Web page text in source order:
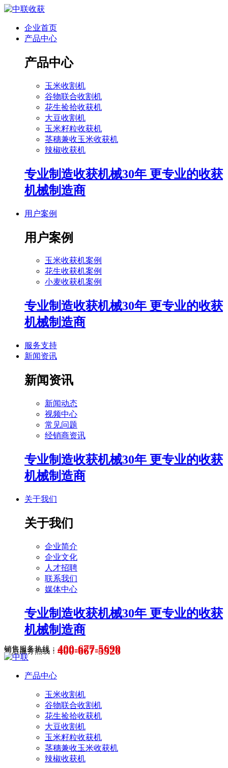
企业首页
产品中心
产品中心
玉米收割机
谷物联合收割机
花生捡拾收获机
大豆收割机
玉米籽粒收获机
茎穗兼收玉米收获机
辣椒收获机
专业制造收获机械30年 更专业的收获
机械制造商
用户案例
用户案例
玉米收获机案例
花生收获机案例
小麦收获机案例
专业制造收获机械30年 更专业的收获
机械制造商
服务支持
新闻资讯
新闻资讯
新闻动态
视频中心
常见问题
经销商资讯
专业制造收获机械30年 更专业的收获
机械制造商
关于我们
关于我们
企业简介
企业文化
人才招聘
联系我们
媒体中心
专业制造收获机械30年 更专业的收获
机械制造商
销售服务热线： 400-677-5699
售后服务热线： 400-667-5526
产品中心
玉米收割机
谷物联合收割机
花生捡拾收获机
大豆收割机
玉米籽粒收获机
茎穗兼收玉米收获机
辣椒收获机